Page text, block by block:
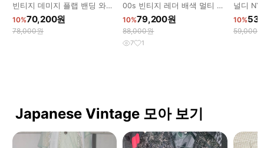
빈티지 데미지 플랩 밴딩 와이
드 카고 데님 팬츠 연청
10%70,200원
78,000원
00s 빈티지 레더 배색 멀티 지
퍼 와이드 카고 팬츠 흑청
10%79,200원
88,000원
7 1
널디 NY
그린
10%
59,000원
Japanese Vintage 모아 보기